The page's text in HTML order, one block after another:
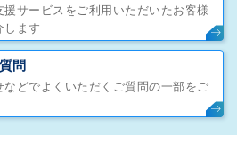
サービスをご利用いただいたお客様
します
問
などでよくいただくご質問の一部をご